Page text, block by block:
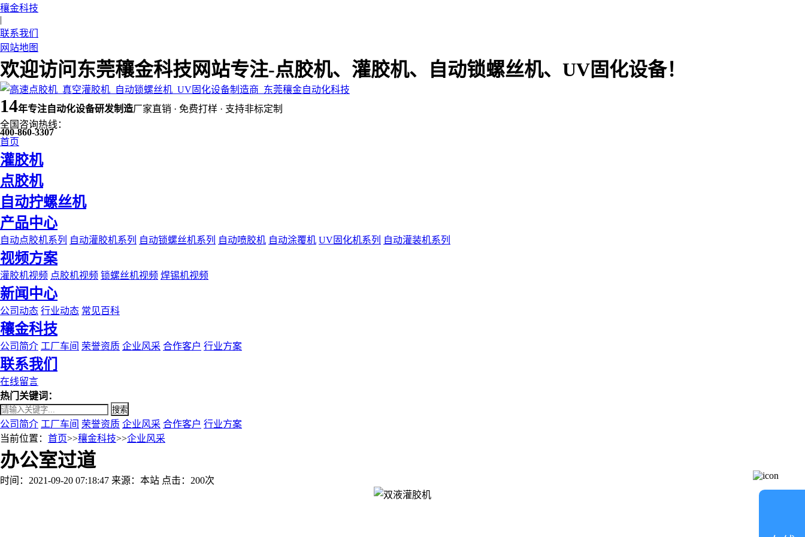
穰金科技
|
联系我们
网站地图
欢迎访问东莞穰金科技网站专注-点胶机、灌胶机、自动锁螺丝机、UV固化设备！
14年专注自动化设备研发制造厂家直销 · 免费打样 · 支持非标定制
全国咨询热线：
400-860-3307
首页
灌胶机
点胶机
自动拧螺丝机
产品中心
自动点胶机系列 自动灌胶机系列 自动锁螺丝机系列 自动喷胶机 自动涂覆机 UV固化机系列 自动灌装机系列
视频方案
灌胶机视频 点胶机视频 锁螺丝机视频 焊锡机视频
新闻中心
公司动态 行业动态 常见百科
穰金科技
公司简介 工厂车间 荣誉资质 企业风采 合作客户 行业方案
联系我们
在线留言
热门关键词：
搜索
公司简介 工厂车间 荣誉资质 企业风采 合作客户 行业方案
当前位置： 首页>>穰金科技>>企业风采
办公室过道
时间：2021-09-20 07:18:47 来源：本站 点击：200次